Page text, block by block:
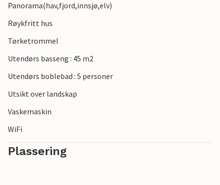
Panorama(hav,fjord,innsjø,elv)
Røykfritt hus
Tørketrommel
Utendørs basseng : 45 m2
Utendørs boblebad : 5 personer
Utsikt over landskap
Vaskemaskin
WiFi
Plassering